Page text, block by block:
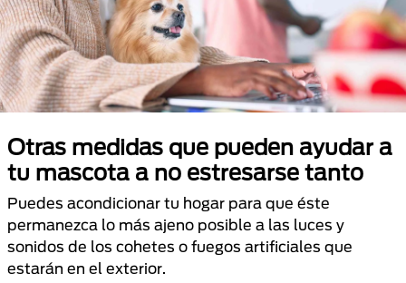
Otras medidas que pueden ayudar a
tu mascota a no estresarse tanto
Puedes acondicionar tu hogar para que éste
permanezca lo más ajeno posible a las luces y
sonidos de los cohetes o fuegos artificiales que
estarán en el exterior.